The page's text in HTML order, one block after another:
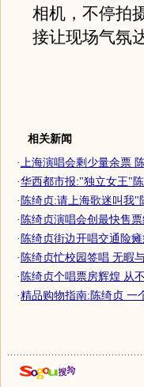
相机，不停拍
接让现场气氛
相关新闻
· 上海演唱会剩少量余票
·华西都市报:"独立女王"
· 陈绮贞:请上海歌迷叫我"
· 陈绮贞演唱会创最快售票
· 陈绮贞街边开唱交通险
· 陈绮贞忙校园签唱 无暇
· 陈绮贞个唱票房辉煌 从
·精品购物指南:陈绮贞 一